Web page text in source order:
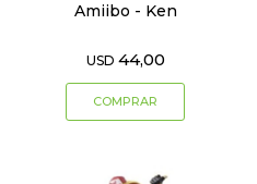
Amiibo - Ken
USD 44,00